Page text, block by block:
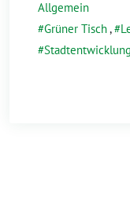
Allgemein
Grüner Tisch,
Stadtentwicklung